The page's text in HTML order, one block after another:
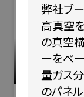
弊社ブ
高真空
の真空
ーをベ
量ガス
のパネ
小間番号 : W-26
洗浄総合展
#産業用洗浄